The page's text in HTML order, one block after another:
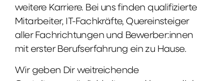
weitere Karriere. Bei uns finden qualifizierte
Mitarbeiter, IT-Fachkräfte, Quereinsteiger
aller Fachrichtungen und Bewerber:innen
mit erster Berufserfahrung ein zu Hause.
Wir geben Dir weitreichende